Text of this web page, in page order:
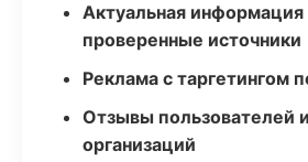
Актуальная информация
проверенные источники
Реклама с таргетингом
Отзывы пользователей
организаций